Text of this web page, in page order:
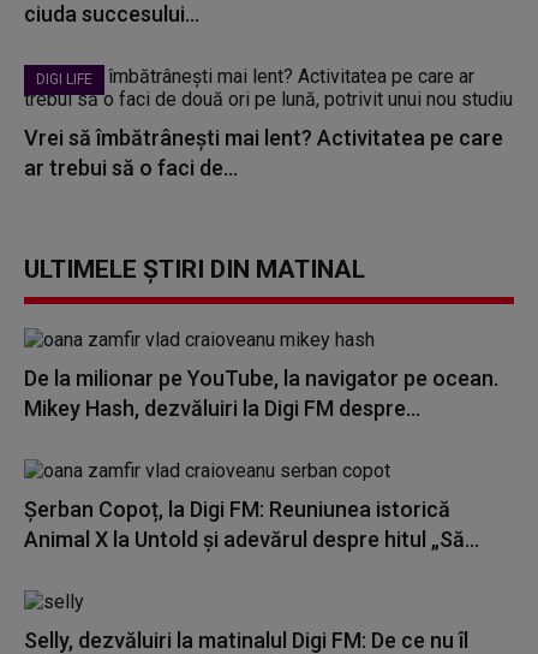
ciuda succesului...
DIGI LIFE
Vrei să îmbătrânești mai lent? Activitatea pe care
ar trebui să o faci de...
ULTIMELE ȘTIRI DIN MATINAL
De la milionar pe YouTube, la navigator pe ocean.
Mikey Hash, dezvăluiri la Digi FM despre...
Șerban Copoț, la Digi FM: Reuniunea istorică
Animal X la Untold și adevărul despre hitul „Să...
Selly, dezvăluiri la matinalul Digi FM: De ce nu îl